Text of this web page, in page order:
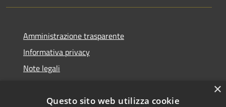
Amministrazione trasparente
Informativa privacy
Note legali
×
Questo sito web utilizza cookie